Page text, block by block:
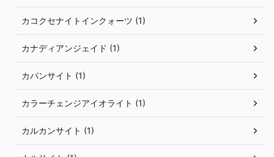
カコクセナイトインクォーツ (1)
カナディアンジェイド (1)
カバンサイト (1)
カラーチェンジアイオライト (1)
カルカンサイト (1)